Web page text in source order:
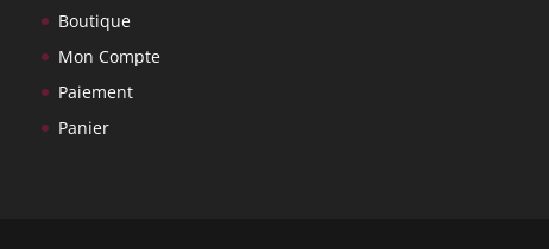
Boutique
Mon Compte
Paiement
Panier